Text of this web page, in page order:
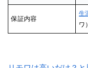
保証内容
生
ワ